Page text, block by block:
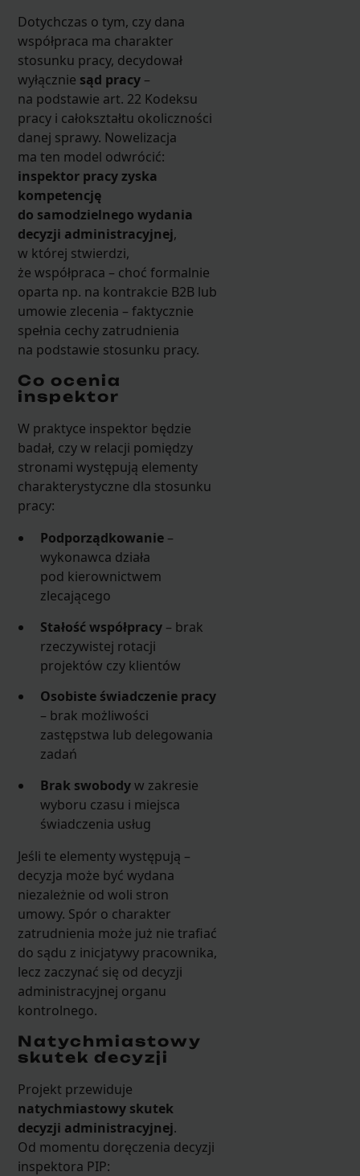
Dotychczas o tym, czy dana
współpraca ma charakter
stosunku pracy, decydował
wyłącznie sąd pracy–
na podstawie art. 22 Kodeksu
pracy i całokształtu okoliczności
danej sprawy. Nowelizacja
ma ten model odwrócić:
inspektor pracy zyska
kompetencję
do samodzielnego wydania
decyzji administracyjnej,
w której stwierdzi,
że współpraca – choć formalnie
oparta np. na kontrakcie B2B lub
umowie zlecenia – faktycznie
spełnia cechy zatrudnienia
na podstawie stosunku pracy.
Co ocenia
inspektor
W praktyce inspektor będzie
badał, czy w relacji pomiędzy
stronami występują elementy
charakterystyczne dla stosunku
pracy:
Podporządkowanie –
wykonawca działa
pod kierownictwem
zlecającego
Stałość współpracy – brak
rzeczywistej rotacji
projektów czy klientów
Osobiste świadczenie pracy
– brak możliwości
zastępstwa lub delegowania
zadań
Brak swobodyw zakresie
wyboru czasu i miejsca
świadczenia usług
Jeśli te elementy występują –
decyzja może być wydana
niezależnie od woli stron
umowy. Spór o charakter
zatrudnienia może już nie trafiać
do sądu z inicjatywy pracownika,
lecz zaczynać się od decyzji
administracyjnej organu
kontrolnego.
Natychmiastowy
skutek decyzji
Projekt przewiduje
natychmiastowy skutek
decyzji administracyjnej.
Od momentu doręczenia decyzji
inspektora PIP: